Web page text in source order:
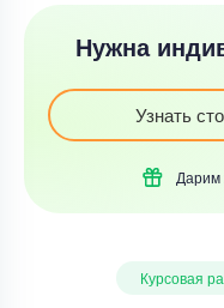
Нужна
Узнать
Дарим
Курсовая